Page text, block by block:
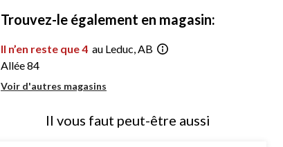
Trouvez-le également en magasin:
Il n’en reste que 4 au Leduc, AB
Allée 84
Voir d'autres magasins
Il vous faut peut-être aussi